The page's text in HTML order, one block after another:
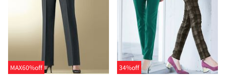
MAX60%off
34%off